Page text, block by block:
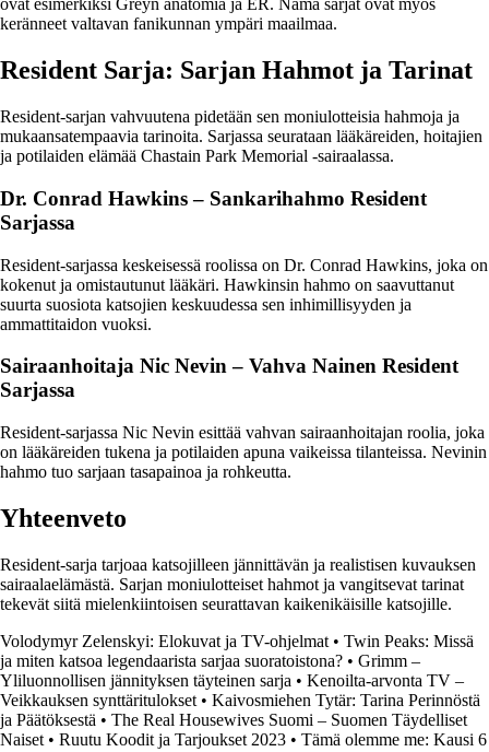
ovat esimerkiksi Greyn anatomia ja ER. Nämä sarjat ovat myös
keränneet valtavan fanikunnan ympäri maailmaa.
Resident Sarja: Sarjan Hahmot ja Tarinat
Resident-sarjan vahvuutena pidetään sen moniulotteisia hahmoja ja
mukaansatempaavia tarinoita. Sarjassa seurataan lääkäreiden, hoitajien
ja potilaiden elämää Chastain Park Memorial -sairaalassa.
Dr. Conrad Hawkins – Sankarihahmo Resident
Sarjassa
Resident-sarjassa keskeisessä roolissa on Dr. Conrad Hawkins, joka on
kokenut ja omistautunut lääkäri. Hawkinsin hahmo on saavuttanut
suurta suosiota katsojien keskuudessa sen inhimillisyyden ja
ammattitaidon vuoksi.
Sairaanhoitaja Nic Nevin – Vahva Nainen Resident
Sarjassa
Resident-sarjassa Nic Nevin esittää vahvan sairaanhoitajan roolia, joka
on lääkäreiden tukena ja potilaiden apuna vaikeissa tilanteissa. Nevinin
hahmo tuo sarjaan tasapainoa ja rohkeutta.
Yhteenveto
Resident-sarja tarjoaa katsojilleen jännittävän ja realistisen kuvauksen
sairaalaelämästä. Sarjan moniulotteiset hahmot ja vangitsevat tarinat
tekevät siitä mielenkiintoisen seurattavan kaikenikäisille katsojille.
Volodymyr Zelenskyi: Elokuvat ja TV-ohjelmat • Twin Peaks: Missä
ja miten katsoa legendaarista sarjaa suoratoistona? • Grimm –
Yliluonnollisen jännityksen täyteinen sarja • Kenoilta-arvonta TV –
Veikkauksen synttäritulokset • Kaivosmiehen Tytär: Tarina Perinnöstä
ja Päätöksestä • The Real Housewives Suomi – Suomen Täydelliset
Naiset • Ruutu Koodit ja Tarjoukset 2023 • Tämä olemme me: Kausi 6